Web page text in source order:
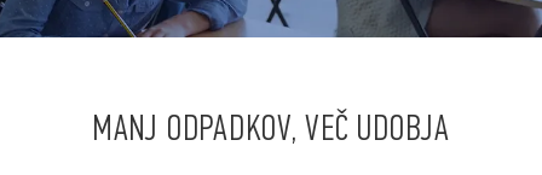
MANJ ODPADKOV, VEČ UDOBJA